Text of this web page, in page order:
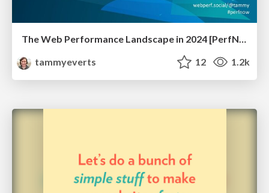
tammyeverts
12 1.2k